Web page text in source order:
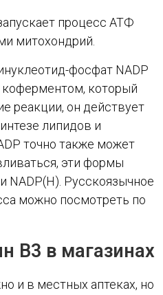
процесс АТФ
митохондрий.
фосфат NADP
который
реакции, он действует
липидов и
точно также может
эти формы
NADP(H). Русскоязычное
можно посмотреть по
В3 в магазинах
и в местных аптеках, но